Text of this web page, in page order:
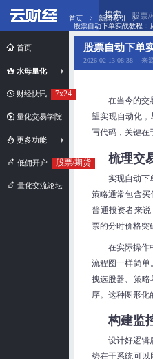
首页
水母量化
财经快讯 7x24
量化交易学院
更多功能
低佣开户 股票/期货
量化交流论坛
首页
新闻索引
股票自动下单实战教程：
搜索 股票/
股票自动下单
2026-02-13 08:38 来
在当今的交
望实现自动化，
写代码，关键在
梳理交
实现自动下
策略通常包含买
普通投资者来
票的分时价格突
在实际操作
流程图一样简单
拽选股器、策略
序。这种图形化
构建监
设计好逻辑
势在于系统可以